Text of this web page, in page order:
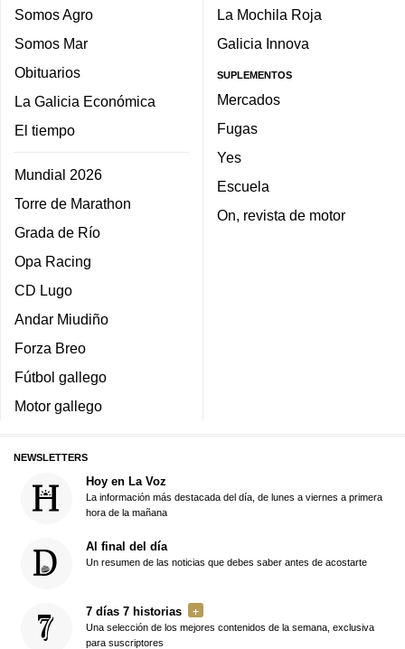
Somos Agro
Somos Mar
Obituarios
La Galicia Económica
El tiempo
Mundial 2026
Torre de Marathon
Grada de Río
Opa Racing
CD Lugo
Andar Miudiño
Forza Breo
Fútbol gallego
Motor gallego
La Mochila Roja
Galicia Innova
SUPLEMENTOS
Mercados
Fugas
Yes
Escuela
On, revista de motor
NEWSLETTERS
Hoy en La Voz
La información más destacada del día, de lunes a viernes a primera
hora de la mañana
Al final del día
Un resumen de las noticias que debes saber antes de acostarte
7 días 7 historias
Una selección de los mejores contenidos de la semana, exclusiva
para suscriptores